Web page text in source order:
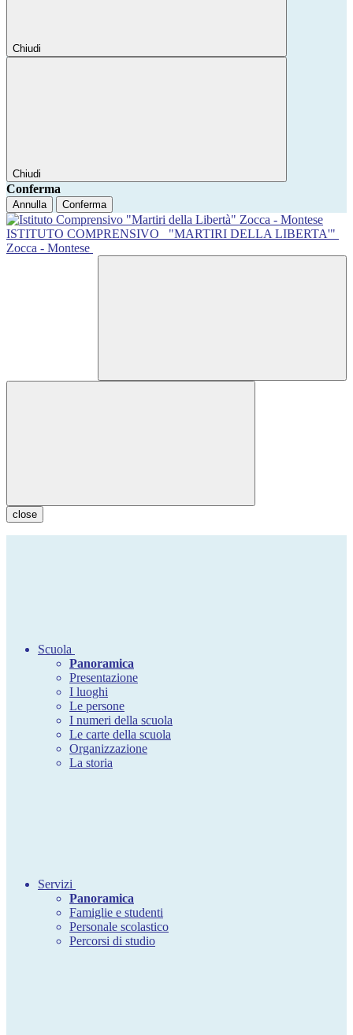
Chiudi
Chiudi
Conferma
Annulla Conferma
ISTITUTO COMPRENSIVO
"MARTIRI DELLA LIBERTA'"
Zocca - Montese
close
Scuola
Panoramica
Presentazione
I luoghi
Le persone
I numeri della scuola
Le carte della scuola
Organizzazione
La storia
Servizi
Panoramica
Famiglie e studenti
Personale scolastico
Percorsi di studio